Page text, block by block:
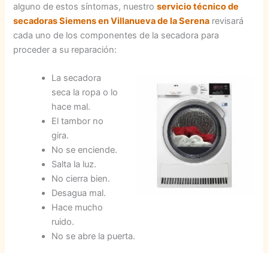
alguno de estos síntomas, nuestroservicio técnico de
secadoras Siemens en Villanueva de la Serena revisará
cada uno de los componentes de la secadora para
proceder a su reparación:
La secadora
seca la ropa o lo
hace mal.
El tambor no
gira.
No se enciende.
Salta la luz.
No cierra bien.
Desagua mal.
Hace mucho
ruido.
No se abre la puerta.